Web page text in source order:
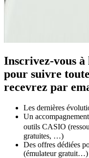
Inscrivez-vous
pour suivre
recevrez par
Les dernières
Un
outils CASIO
gratuites, …)
Des offres dédiées
(émulateur gratuit…)